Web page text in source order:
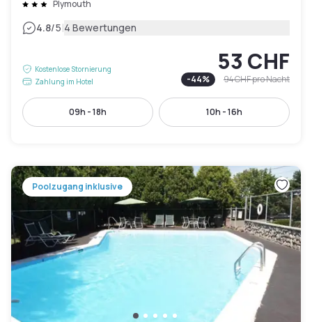
Plymouth
4.8/5|4 Bewertungen
Kostenlose Stornierung
Zahlung im Hotel
53 CHF
-44% 94 CHFpro Nacht
09h - 18h 10h - 16h
Poolzugang inklusive